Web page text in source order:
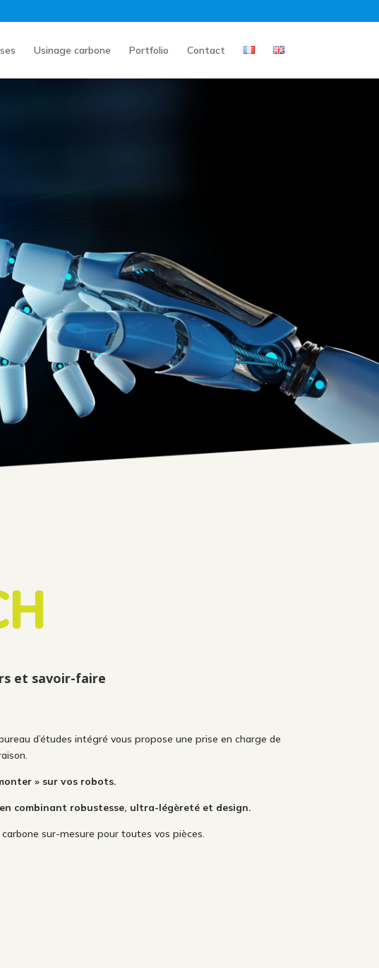
Usinage carbone Portfolio Contact
et savoir-faire
d’études intégré vous propose une prise en charge de
» sur vos robots.
combinant robustesse, ultra-légèreté et design.
sur-mesure pour toutes vos pièces.